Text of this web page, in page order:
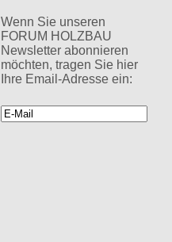
Wenn Sie unseren
FORUM HOLZBAU
Newsletter abonnieren
möchten, tragen Sie hier
Ihre Email-Adresse ein: